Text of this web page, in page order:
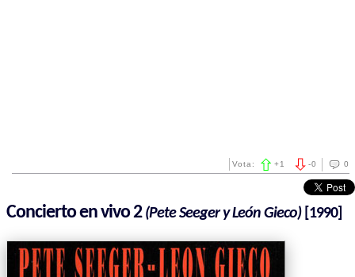
0
-0
Vota: +1
Concierto en vivo 2(Pete Seeger y León Gieco)[1990]